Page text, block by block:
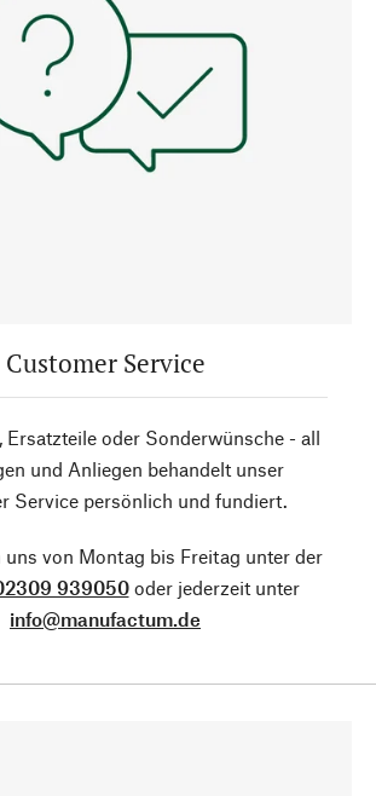
Customer Service
Ersatzteile oder Sonderwünsche - all
und Anliegen behandelt unser
Service persönlich und fundiert.
uns von Montag bis Freitag unter der
939050oder jederzeit unter
info@manufactum.de